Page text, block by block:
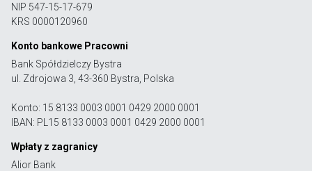
NIP 547-15-17-679
KRS 0000120960
Konto bankowe Pracowni
Bank Spółdzielczy Bystra
ul. Zdrojowa 3, 43-360 Bystra, Polska
Konto: 15 8133 0003 0001 0429 2000 0001
IBAN: PL15 8133 0003 0001 0429 2000 0001
Wpłaty z zagranicy
Alior Bank